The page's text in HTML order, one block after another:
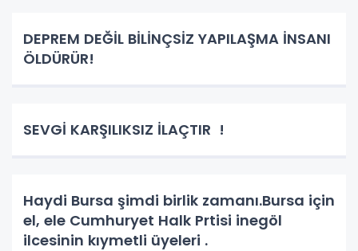
DEPREM DEĞİL BİLİNÇSİZ YAPILAŞMA İNSANI
ÖLDÜRÜR!
SEVGİ KARŞILIKSIZ İLAÇTIR !
Haydi Bursa şimdi birlik zamanı.Bursa için
el, ele Cumhuryet Halk Prtisi inegöl
ilcesinin kıymetli üyeleri .